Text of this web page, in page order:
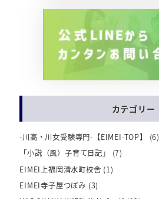
カテゴリー
-川高・川女受験専門-【EIMEI-TOP】
(6)
「小説（風）子育て日記」
(7)
EIMEI上福岡清水町校舎 (1)
EIMEI寺子屋つぼみ (3)